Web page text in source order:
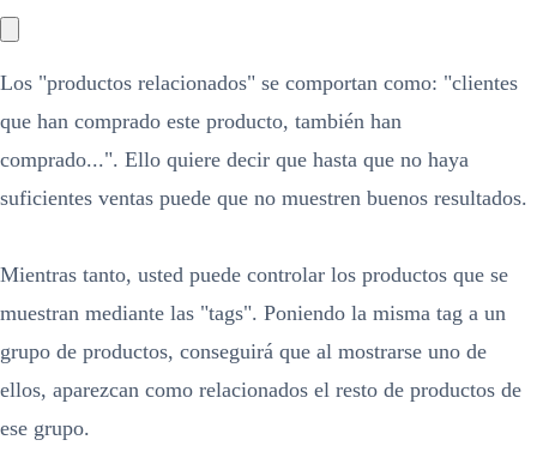
Los "productos relacionados" se comportan como: "clientes
que han comprado este producto, también han
comprado...". Ello quiere decir que hasta que no haya
suficientes ventas puede que no muestren buenos resultados.
Mientras tanto, usted puede controlar los productos que se
muestran mediante las "tags". Poniendo la misma tag a un
grupo de productos, conseguirá que al mostrarse uno de
ellos, aparezcan como relacionados el resto de productos de
ese grupo.